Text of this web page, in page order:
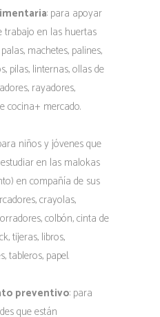
: para apoyar
trabajo en las huertas
machetes, palines,
pilas, linternas, ollas de
rayadores,
cocina+ mercado.
niños y jóvenes que
en las malokas
en compañía de sus
crayolas,
colbón, cinta de
tijeras, libros,
tableros, papel.
preventivo: para
que están